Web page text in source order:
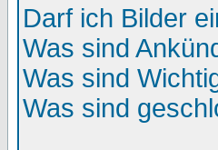
Darf ich Bilder
Was sind
Was sind
Was sind